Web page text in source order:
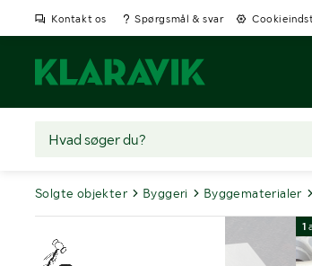
Kontakt os Spørgsmål & svar
Solgte objekter Byggeri Byggematerialer
1